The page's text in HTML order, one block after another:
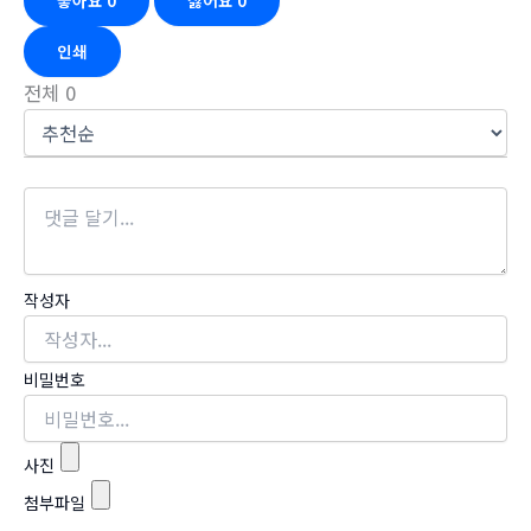
인쇄
전체 0
작성자
비밀번호
사진
첨부파일